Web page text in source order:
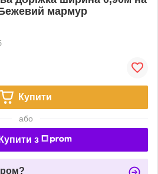
мармур
Купити
або
Купити з